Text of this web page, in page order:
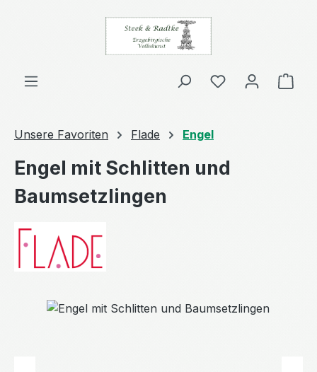
Zum Hauptinhalt springen
Unsere Favoriten Flade Engel
Engel mit Schlitten und
Baumsetzlingen
Bildergalerie überspringen